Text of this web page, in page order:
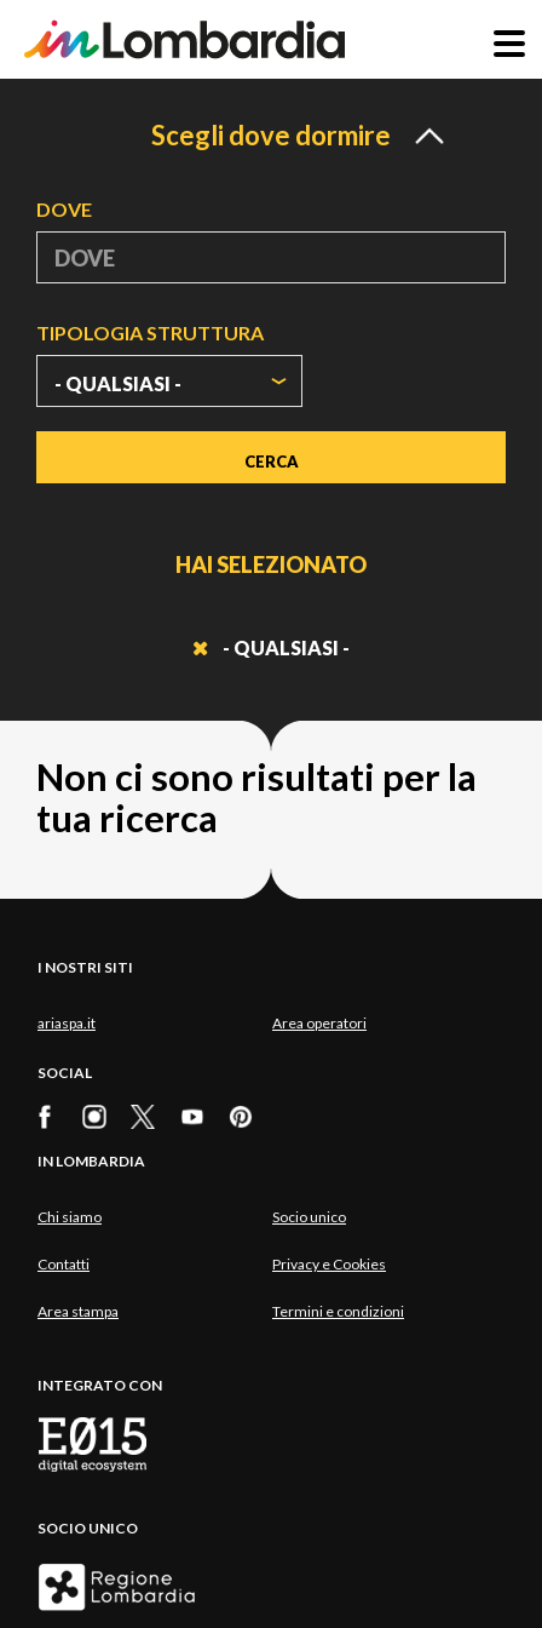
Scegli dove dormire
DOVE
TIPOLOGIA STRUTTURA
HAI SELEZIONATO
- QUALSIASI -
Non ci sono risultati per la
tua ricerca
I NOSTRI SITI
ariaspa.it Area operatori
SOCIAL
IN LOMBARDIA
Chi siamo Socio unico
Contatti Privacy e Cookies
Area stampa Termini e condizioni
INTEGRATO CON
SOCIO UNICO